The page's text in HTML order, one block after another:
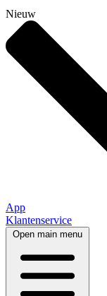
Nieuw
App
Klantenservice
Open main menu